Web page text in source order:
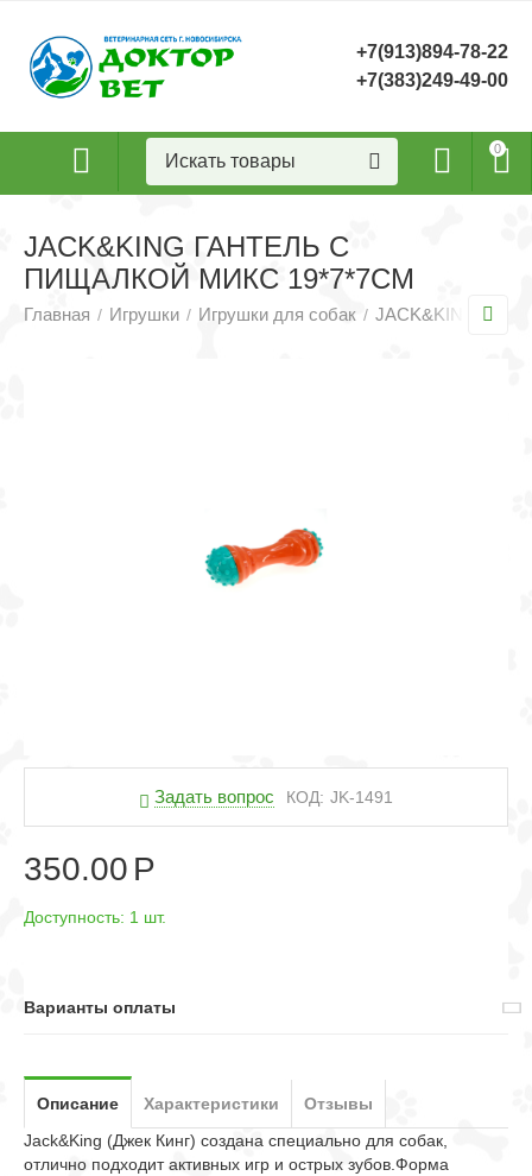
+7(913)894-78-22
+7(383)249-49-00
0
JACK&KING ГАНТЕЛЬ С
ПИЩАЛКОЙ МИКС 19*7*7СМ
Главная / Игрушки / Игрушки для собак / JACK&KING
Задать вопрос КОД: JK-1491
350.00 Р
Доступность: 1 шт.
Варианты оплаты
Описание Характеристики
Отзывы
Jack&King (Джек Кинг) создана специально для собак,
отлично подходит активных игр и острых зубов.Форма